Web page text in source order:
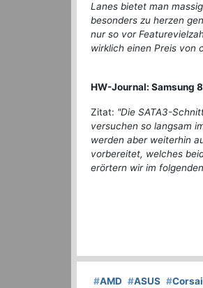
Lanes bietet man
besonders zu herzen
nur so vor
wirklich einen Preis von
HW-Journal: Samsung
Zitat: "Die SATA3-
versuchen so langsam
werden aber weiterhin
vorbereitet, welches
erörtern wir im
#AMD #ASUS #